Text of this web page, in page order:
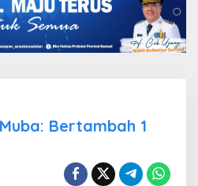
d
Bertambah 1